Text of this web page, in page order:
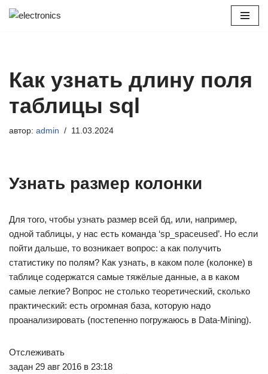
Как узнать длину поля
таблицы sql
автор: admin 11.03.2024
Узнать размер колонки
Для того, чтобы узнать размер всей бд, или, например,
одной таблицы, у нас есть команда ‘sp_spaceused’. Но если
пойти дальше, то возникает вопрос: а как получить
статистику по полям? Как узнать, в каком поле (колонке) в
таблице содержатся самые тяжёлые данные, а в каком
самые легкие? Вопрос не столько теоретический, сколько
практический: есть огромная база, которую надо
проанализировать (постепенно погружаюсь в Data-Mining).
Отслеживать
задан 29 авг 2016 в 23:18